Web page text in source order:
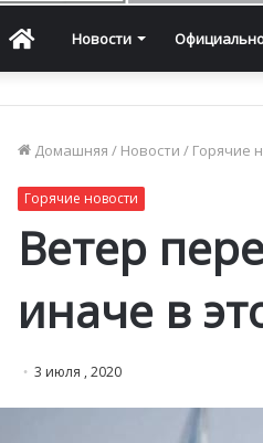
ГлавнаяНовости
Домашняя / Новости / Горячие
Горячие новости
Ветер
иначе в
3 июля , 2020